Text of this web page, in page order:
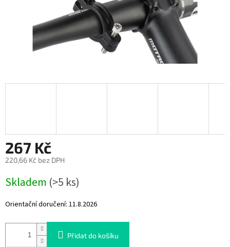
267 Kč
220,66 Kč bez DPH
cena:
Skladem (>5 ks)
Orientační doručení: 11.8.2026
Přidat do košíku